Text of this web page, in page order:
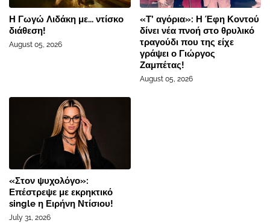
Η Γωγώ Λιδάκη με... ντίσκο
διάθεση!
August 05, 2026
«Τ’ αγόρια»: Η Έφη Κοντού
δίνει νέα πνοή στο θρυλικό
τραγούδι που της είχε
γράψει ο Γιώργος
Ζαμπέτας!
August 05, 2026
«Στον ψυχολόγο»:
Επέστρεψε με εκρηκτικό
single η Ειρήνη Ντίσιου!
July 31, 2026